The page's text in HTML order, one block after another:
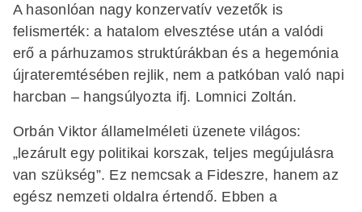
A hasonlóan nagy konzervatív vezetők is
felismerték: a hatalom elvesztése után a valódi
erő a párhuzamos struktúrákban és a hegemónia
újrateremtésében rejlik, nem a patkóban való napi
harcban – hangsúlyozta ifj. Lomnici Zoltán.
Orbán Viktor államelméleti üzenete világos:
„lezárult egy politikai korszak, teljes megújulásra
van szükség”. Ez nemcsak a Fideszre, hanem az
egész nemzeti oldalra értendő. Ebben a